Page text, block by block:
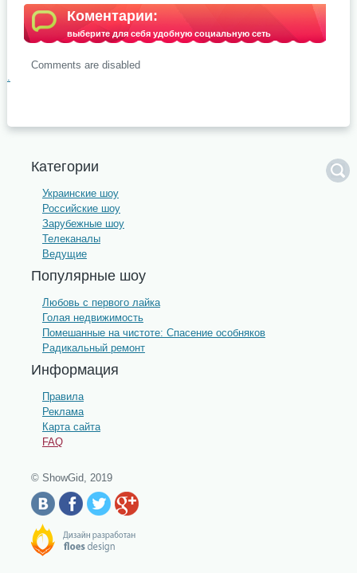
Коментарии:
выберите для себя удобную социальную сеть
Comments are disabled
.
Категории
Украинские шоу
Российские шоу
Зарубежные шоу
Телеканалы
Ведущие
Популярные шоу
Любовь с первого лайка
Голая недвижимость
Помешанные на чистоте: Спасение особняков
Радикальный ремонт
Информация
Правила
Реклама
Карта сайта
FAQ
© ShowGid, 2019